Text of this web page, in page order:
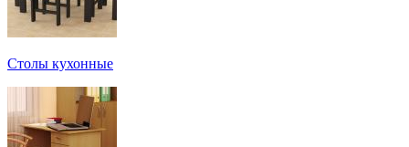
Столы кухонные